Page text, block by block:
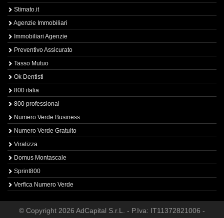
Stimato.it
Agenzie Immobiliari
Immobiliari Agenzie
Preventivo Assicurato
Tasso Mutuo
Ok Dentisti
800 italia
800 professional
Numero Verde Business
Numero Verde Gratuito
Viralizza
Domus Montascale
Sprint800
Verfica Numero Verde
© Copyright 2026 AdCapital S.r.L. - P.Iva: IT11372821006 -